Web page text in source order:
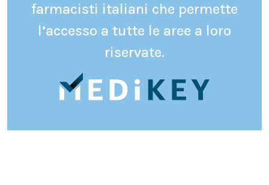
farmacisti italiani che permette
l’accesso a tutte le aree a loro
riservate.